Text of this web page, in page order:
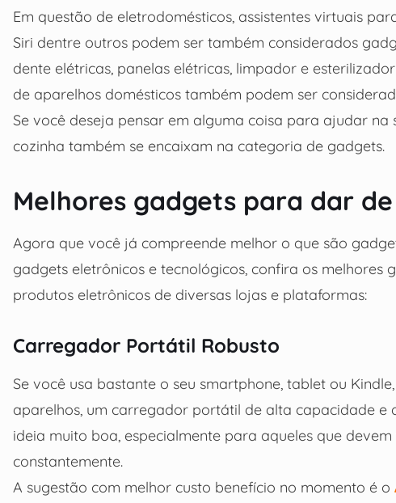
Em questão de eletrodomésticos, assistentes virtuais
Siri dentre outros podem ser também considerados
dente elétricas, panelas elétricas, limpador e
de aparelhos domésticos também podem ser
Se você deseja pensar em alguma coisa para ajudar
cozinha também se encaixam na categoria de gadgets.
Melhores gadgets para dar
Agora que você já compreende melhor o que são
gadgets eletrônicos e tecnológicos, confira os melhores
produtos eletrônicos de diversas lojas e plataformas:
Carregador Portátil Robusto
Se você usa bastante o seu smartphone, tablet ou
aparelhos, um carregador portátil de alta capacidade
ideia muito boa, especialmente para aqueles que
constantemente.
A sugestão com melhor custo benefício no momento é o